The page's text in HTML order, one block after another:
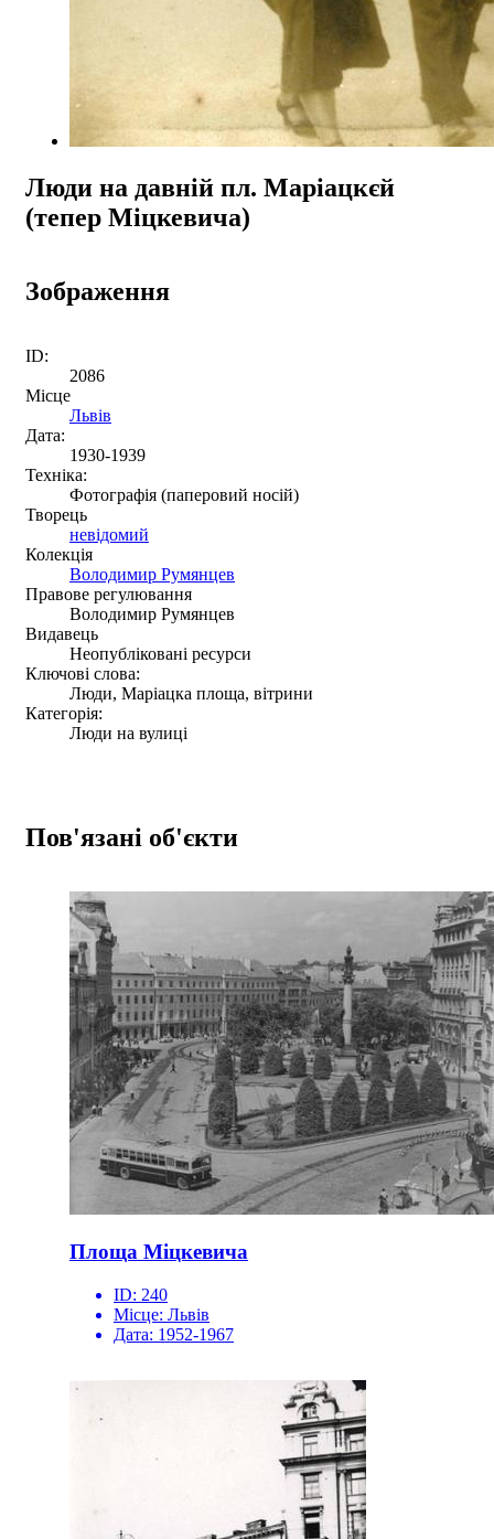
Люди на давній пл. Маріацкєй
(тепер Міцкевича)
Зображення
ID:
2086
Місце
Львів
Дата:
1930-1939
Техніка:
Фотографія (паперовий носій)
Творець
невідомий
Колекція
Володимир Румянцев
Правове регулювання
Володимир Румянцев
Видавець
Неопубліковані ресурси
Ключові слова:
Люди, Маріацка площа, вітрини
Категорія:
Люди на вулиці
Пов'язані об'єкти
Площа Міцкевича
ID: 240
Місце: Львів
Дата: 1952-1967